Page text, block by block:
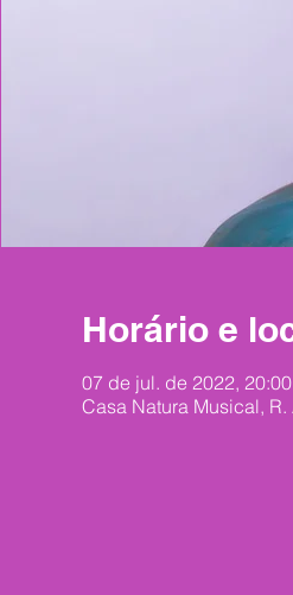
Horário e
07 de jul. de 2022, 20:00
Casa Natura Musical,